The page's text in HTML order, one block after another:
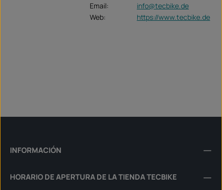
Email:
info@tecbike.de
Web:
https://www.tecbike.de
INFORMACIÓN
HORARIO DE APERTURA DE LA TIENDA TECBIKE